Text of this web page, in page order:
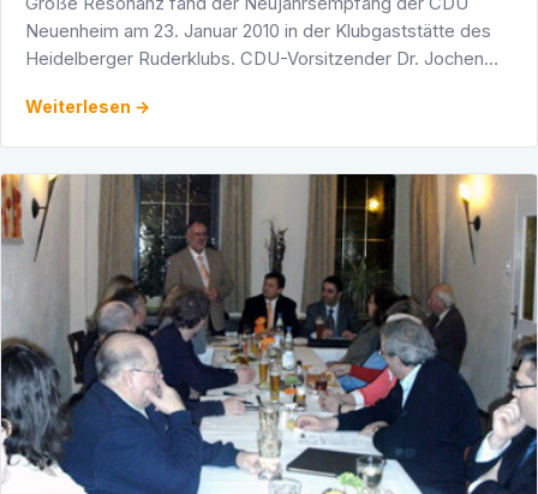
Neuenheim am 23. Januar 2010 in der Klubgaststätte des
Heidelberger Ruderklubs. CDU-Vorsitzender Dr. Jochen
Karl …
Weiterlesen →